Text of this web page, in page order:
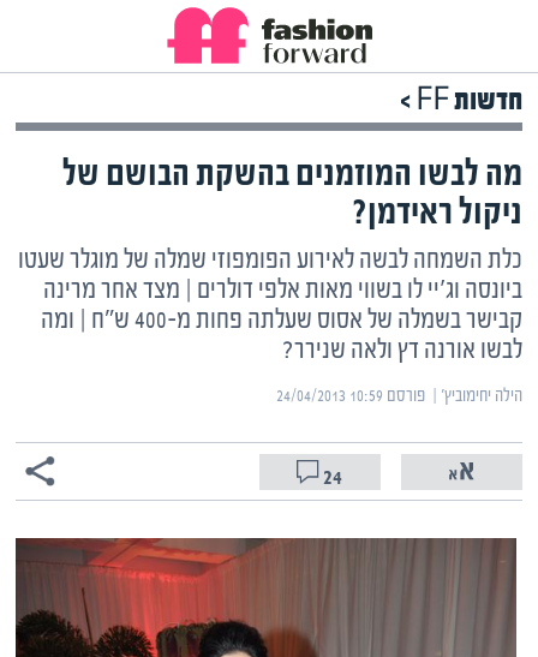
חדשות FF >
מה לבשו המוזמנים בהשקת הבושם של
ניקול ראידמן?
כלת השמחה לבשה לאירוע הפומפוזי שמלה של מוגלר שעטו
ביונסה וג'יי לו בשווי מאות אלפי דולרים | מצד אחר מרינה
קבישר בשמלה של אסוס שעלתה פחות מ-400 ש"ח | ומה
לבשו אורנה דץ ולאה שנירר?
הילה יחימוביץ' | ‏פורסם ‎24/04/2013 10:59
24